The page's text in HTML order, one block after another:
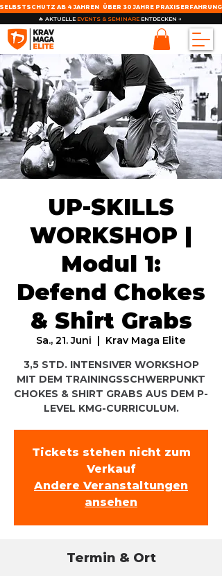
SELBSTSCHUTZ AB 4 JAHREN ÜBER 30 JAHRE PRAXISERFAHRUNG
🔥 AKTUELLE EVENTS & SEMINARE ENTDECKEN →
UP-SKILLS
WORKSHOP |
Modul 1:
Defend Chokes
& Shirt Grabs
Sa., 21. Juni
  |
Krav Maga Elite
3,5 STD. INTENSIVER WORKSHOP
MIT DEM TRAININGSSCHWERPUNKT
CHOKES & SHIRT GRABS AUS DEM P-
LEVEL KMG-CURRICULUM.
Tickets stehen nicht zum
Verkauf
Andere Veranstaltungen
ansehen
Termin & Ort